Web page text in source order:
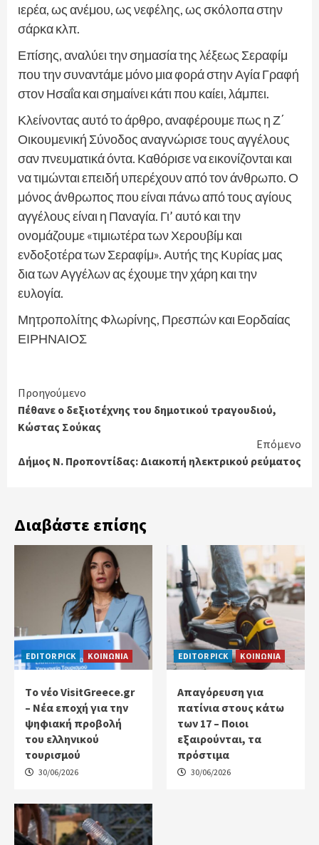
ιερέα, ως ανέμου, ως νεφέλης, ως σκόλοπα στην
σάρκα κλπ.
Επίσης, αναλύει την σημασία της λέξεως Σεραφίμ
που την συναντάμε μόνο μια φορά στην Αγία Γραφή
στον Ησαΐα και σημαίνει κάτι που καίει, λάμπει.
Κλείνοντας αυτό το άρθρο, αναφέρουμε πως η Ζ΄
Οικουμενική Σύνοδος αναγνώρισε τους αγγέλους
σαν πνευματικά όντα. Καθόρισε να εικονίζονται και
να τιμώνται επειδή υπερέχουν από τον άνθρωπο. Ο
μόνος άνθρωπος που είναι πάνω από τους αγίους
αγγέλους είναι η Παναγία. Γι’ αυτό και την
ονομάζουμε «τιμιωτέρα των Χερουβίμ και
ενδοξοτέρα των Σεραφίμ». Αυτής της Κυρίας μας
δια των Αγγέλων ας έχουμε την χάρη και την
ευλογία.
Μητροπολίτης Φλωρίνης, Πρεσπών και Εορδαίας
ΕΙΡΗΝΑΙΟΣ
Continue
Reading
Προηγούμενο
Πέθανε ο δεξιοτέχνης του δημοτικού τραγουδιού,
Κώστας Σούκας
Επόμενο
Δήμος Ν. Προποντίδας: Διακοπή ηλεκτρικού ρεύματος
Διαβάστε επίσης
EDITOR PICK ΚΟΙΝΩΝΙΑ
Tο νέο VisitGreece.gr
– Νέα εποχή για την
ψηφιακή προβολή
του ελληνικού
τουρισμού
30/06/2026
EDITOR PICK ΚΟΙΝΩΝΙΑ
Απαγόρευση για
πατίνια στους κάτω
των 17 – Ποιοι
εξαιρούνται, τα
πρόστιμα
30/06/2026